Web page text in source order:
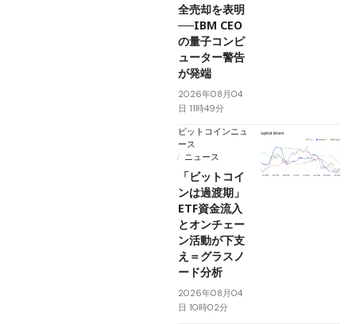
全売却を表明
──IBM CEO
の量子コンピ
ューター警告
が発端
2026年08月04
日 11時49分
ビットコインニュ
ース
ニュース
「ビットコイ
ンは過渡期」
ETF資金流入
とオンチェー
ン活動が下支
え＝グラスノ
ード分析
2026年08月04
日 10時02分